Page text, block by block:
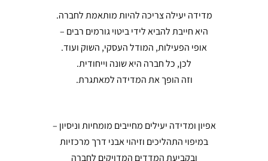
מדידה יעילה צריכה להיות מותאמת לחברה.
היא חייבת להביא לידי ביטוי גורמים רבים –
אופי הפעילות, המודל העסקי, השוק ועוד.
לכן, כל חברה היא שונה וייחודית.
וזה הופך את המדידה למאתגרת.
אפיון ומדידה יעילים מחייבים מומחיות וניסיון –
במיפוי התהליכים וזיהוי אבני דרך מרכזיות
ובקביעת המדדים המדויקים לחברה